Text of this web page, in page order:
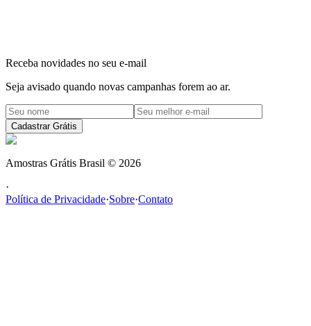
Receba novidades no seu e-mail
Seja avisado quando novas campanhas forem ao ar.
Cadastrar Grátis
Amostras Grátis Brasil © 2026
·
Política de Privacidade·Sobre·Contato